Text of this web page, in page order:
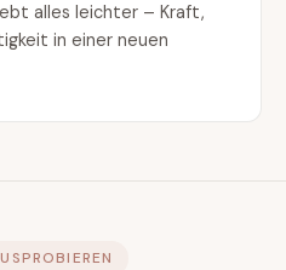
alles leichter – Kraft,
in einer neuen